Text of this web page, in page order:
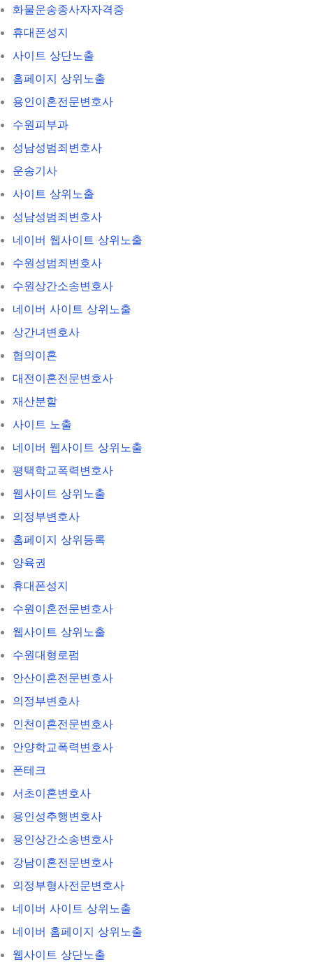
화물운송종사자자격증
휴대폰성지
사이트 상단노출
홈페이지 상위노출
용인이혼전문변호사
수원피부과
성남성범죄변호사
운송기사
사이트 상위노출
성남성범죄변호사
네이버 웹사이트 상위노출
수원성범죄변호사
수원상간소송변호사
네이버 사이트 상위노출
상간녀변호사
협의이혼
대전이혼전문변호사
재산분할
사이트 노출
네이버 웹사이트 상위노출
평택학교폭력변호사
웹사이트 상위노출
의정부변호사
홈페이지 상위등록
양육권
휴대폰성지
수원이혼전문변호사
웹사이트 상위노출
수원대형로펌
안산이혼전문변호사
의정부변호사
인천이혼전문변호사
안양학교폭력변호사
폰테크
서초이혼변호사
용인성추행변호사
용인상간소송변호사
강남이혼전문변호사
의정부형사전문변호사
네이버 사이트 상위노출
네이버 홈페이지 상위노출
웹사이트 상단노출